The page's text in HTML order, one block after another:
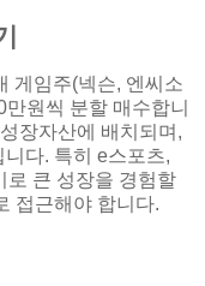
게임주(넥슨, 엔씨소
원씩 분할 매수합니
장자산에 배치되며,
다. 특히 e스포츠,
로 큰 성장을 경험할
접근해야 합니다.